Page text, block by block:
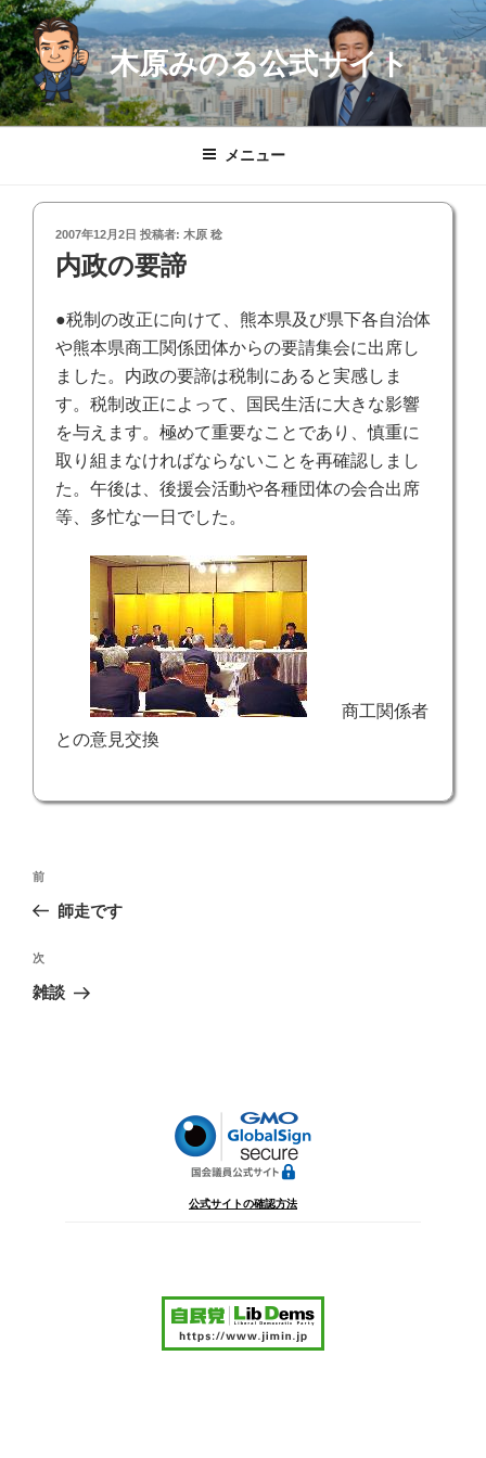
コ
ン
テ
ン
ツ
木原みのる公式サイト
メニュー
投
日:
2007年12月2日 投稿者: 木原 稔
内政の要諦
●税制の改正に向けて、熊本県及び県下各自治体
や熊本県商工関係団体からの要請集会に出席し
ました。内政の要諦は税制にあると実感しま
す。税制改正によって、国民生活に大きな影響
を与えます。極めて重要なことであり、慎重に
取り組まなければならないことを再確認しまし
た。午後は、後援会活動や各種団体の会合出席
等、多忙な一日でした。
商工関係者
との意見交換
投
ビ
ゲ
前
の
稿
前
師走です
次
の
次
雑談
公式サイトの確認方法